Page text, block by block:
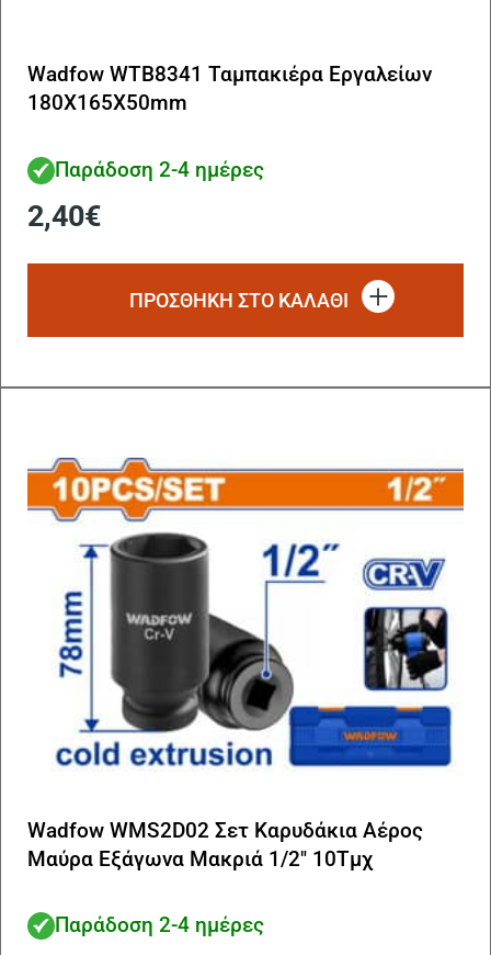
Wadfow WTB8341 Ταμπακιέρα Εργαλείων
180Χ165Χ50mm
Παράδοση 2-4 ημέρες
2,40€
ΠΡΟΣΘΗΚΗ ΣΤΟ ΚΑΛΑΘΙ
Wadfow WMS2D02 Σετ Καρυδάκια Αέρος
Μαύρα Εξάγωνα Μακριά 1/2″ 10Τμχ
Παράδοση 2-4 ημέρες